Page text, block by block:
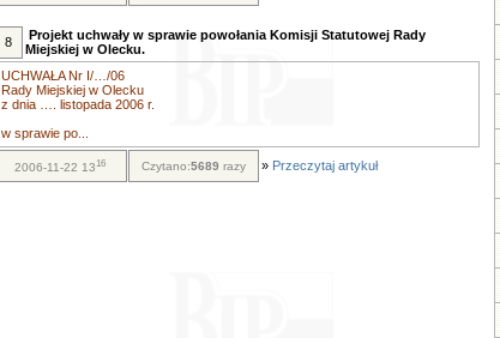
8
Projekt uchwały w sprawie powołania Komisji Statutowej Rady
Miejskiej w Olecku.
UCHWAŁA Nr I/…/06
Rady Miejskiej w Olecku
z dnia …. listopada 2006 r.
w sprawie po...
2006-11-22 1316 Czytano:5689 razy » Przeczytaj artykuł